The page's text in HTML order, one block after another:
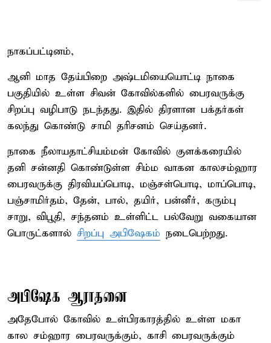
நாகப்பட்டினம்,
ஆனி மாத தேய்பிறை அஷ்டமியையொட்டி நாகை
பகுதியில் உள்ள சிவன் கோவில்களில் பைரவருக்கு
சிறப்பு வழிபாடு நடந்தது. இதில் திரளான பக்தர்கள்
கலந்து கொண்டு சாமி தரிசனம் செய்தனர்.
நாகை நீலாயதாட்சியம்மன் கோவில் குளக்கரையில்
தனி சன்னதி கொண்டுள்ள சிம்ம வாகன காலசம்ஹார
பைரவருக்கு திரவியப்பொடி, மஞ்சள்பொடி, மாப்பொடி,
பஞ்சாமிர்தம், தேன், பால், தயிர், பன்னீர், கரும்பு
சாறு, விபூதி, சந்தனம் உள்ளிட்ட பல்வேறு வகையான
பொருட்களால் சிறப்பு அபிஷேகம் நடைபெற்றது.
அபிஷேக ஆராதனை
அதேபோல் கோவில் உள்பிரகாரத்தில் உள்ள மகா
கால சம்ஹார பைரவருக்கும், காசி பைரவருக்கும்